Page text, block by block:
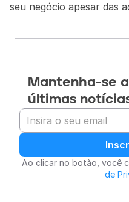
seu negócio apesar das
Mantenha-se
últimas
Ao clicar no botão, você
de